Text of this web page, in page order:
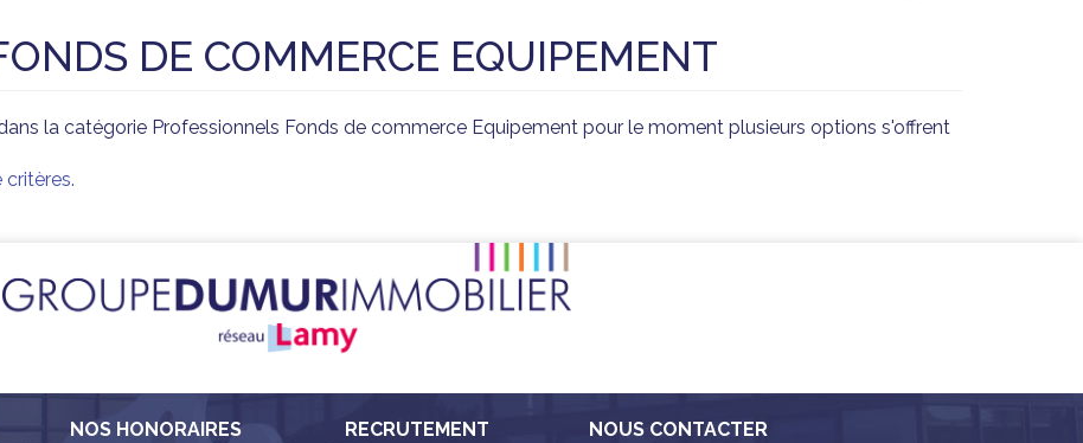
DE COMMERCE EQUIPEMENT
la catégorie Professionnels Fonds de commerce Equipement pour le moment plusieurs options s'offrent
NOS HONORAIRES RECRUTEMENT NOUS CONTACTER